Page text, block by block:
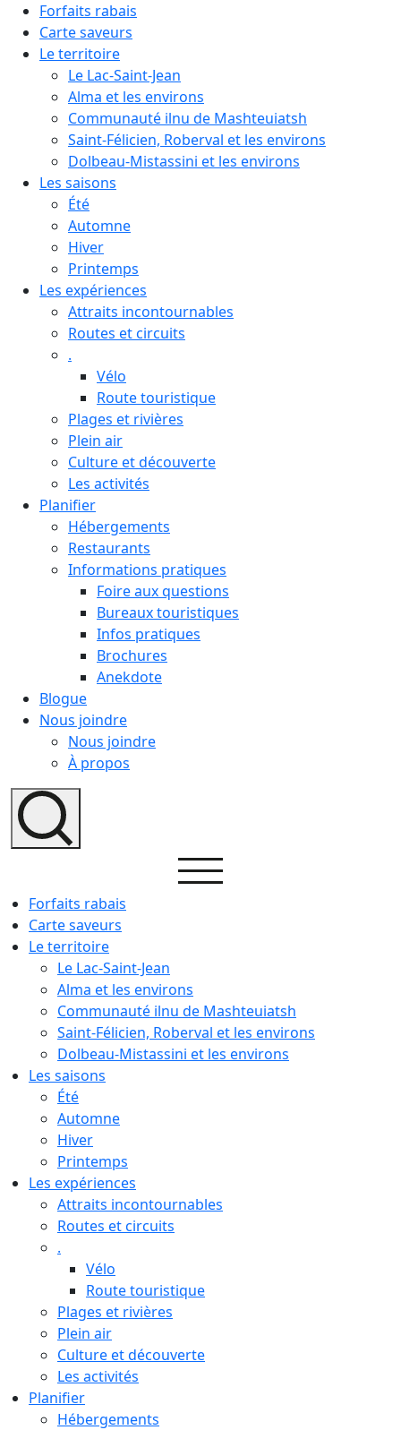
Forfaits rabais
Carte saveurs
Le territoire
Le Lac-Saint-Jean
Alma et les environs
Communauté ilnu de Mashteuiatsh
Saint-Félicien, Roberval et les environs
Dolbeau-Mistassini et les environs
Les saisons
Été
Automne
Hiver
Printemps
Les expériences
Attraits incontournables
Routes et circuits
.
Vélo
Route touristique
Plages et rivières
Plein air
Culture et découverte
Les activités
Planifier
Hébergements
Restaurants
Informations pratiques
Foire aux questions
Bureaux touristiques
Infos pratiques
Brochures
Anekdote
Blogue
Nous joindre
Nous joindre
À propos
Forfaits rabais
Carte saveurs
Le territoire
Le Lac-Saint-Jean
Alma et les environs
Communauté ilnu de Mashteuiatsh
Saint-Félicien, Roberval et les environs
Dolbeau-Mistassini et les environs
Les saisons
Été
Automne
Hiver
Printemps
Les expériences
Attraits incontournables
Routes et circuits
.
Vélo
Route touristique
Plages et rivières
Plein air
Culture et découverte
Les activités
Planifier
Hébergements